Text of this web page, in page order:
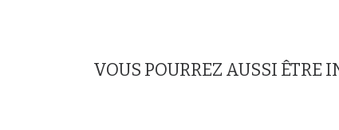
VOUS POURREZ AUSSI ÊTRE